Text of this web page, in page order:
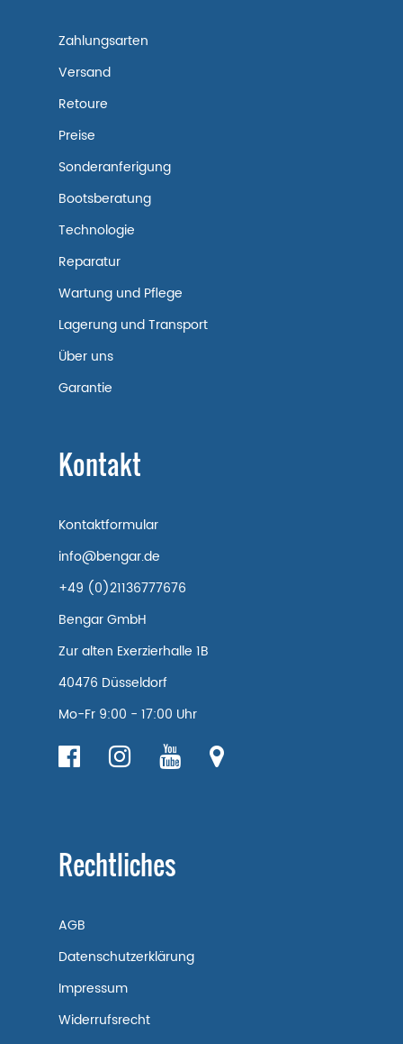
Zahlungsarten
Versand
Retoure
Preise
Sonderanferigung
Bootsberatung
Technologie
Reparatur
Wartung und Pflege
Lagerung und Transport
Über uns
Garantie
Kontakt
Kontaktformular
info@bengar.de
+49 (0)21136777676
Bengar GmbH
Zur alten Exerzierhalle 1B
40476 Düsseldorf
Mo-Fr 9:00 - 17:00 Uhr
Rechtliches
AGB
Datenschutzerklärung
Impressum
Widerrufsrecht